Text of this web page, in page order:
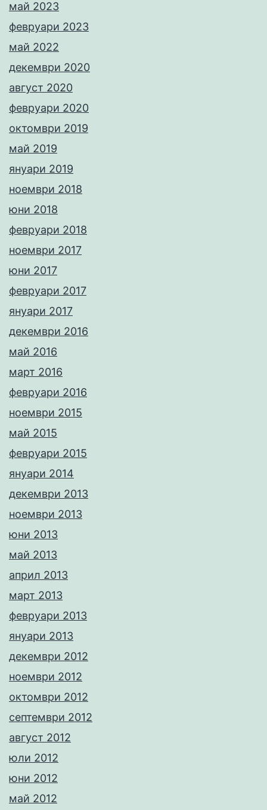
май 2023
февруари 2023
май 2022
декември 2020
август 2020
февруари 2020
октомври 2019
май 2019
януари 2019
ноември 2018
юни 2018
февруари 2018
ноември 2017
юни 2017
февруари 2017
януари 2017
декември 2016
май 2016
март 2016
февруари 2016
ноември 2015
май 2015
февруари 2015
януари 2014
декември 2013
ноември 2013
юни 2013
май 2013
април 2013
март 2013
февруари 2013
януари 2013
декември 2012
ноември 2012
октомври 2012
септември 2012
август 2012
юли 2012
юни 2012
май 2012